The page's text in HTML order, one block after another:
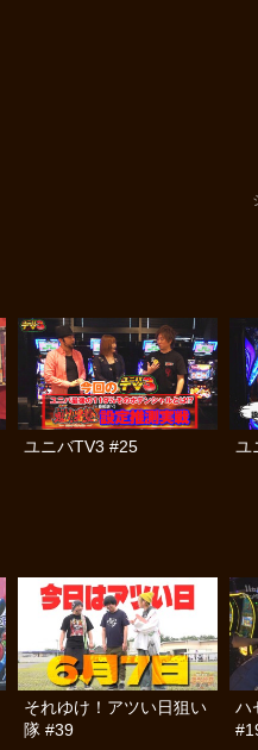
ユニバTV3 #25 ユ
それゆけ！アツい日狙い
隊 #39
ハ